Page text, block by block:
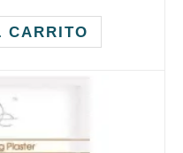
CARRITO